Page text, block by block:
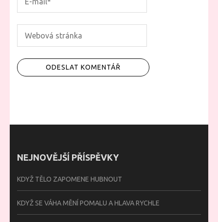
NEJNOVĚJŠÍ PŘÍSPĚVKY
KDYŽ TĚLO ZAPOMENE HUBNOUT
KDYŽ SE VÁHA MĚNÍ POMALU A HLAVA RYCHLE